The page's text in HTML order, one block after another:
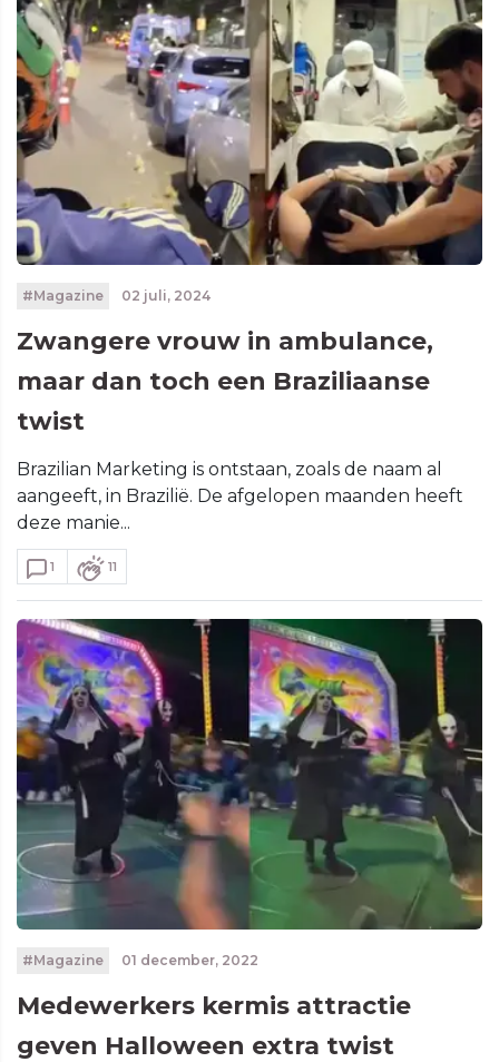
#Magazine 02 juli, 2024
Zwangere vrouw in ambulance,
maar dan toch een Braziliaanse
twist
Brazilian Marketing is ontstaan, zoals de naam al
aangeeft, in Brazilië. De afgelopen maanden heeft
deze manie...
1 11
#Magazine 01 december, 2022
Medewerkers kermis attractie
geven Halloween extra twist